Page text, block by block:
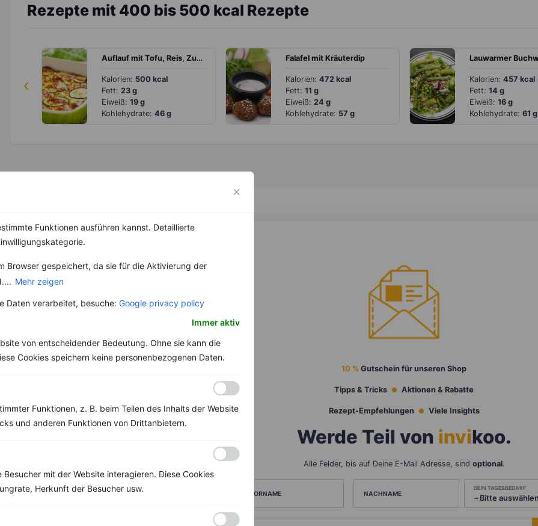
Funktionen ausführen kannst. Detaillierte
Browser gespeichert, da sie für die Aktivierung der
Mehr zeigen
Daten verarbeitet, besuche: Google privacy policy
Immer aktiv
von entscheidender Bedeutung. Ohne sie kann die
Cookies speichern keine personenbezogenen Daten.
Funktionen, z. B. beim Teilen des Inhalts der Website
und anderen Funktionen von Drittanbietern.
mit der Website interagieren. Diese Cookies
Herkunft der Besucher usw.
Rezepte mit 400 bis 500 kcal Rezepte
‹
Auflauf mit Tofu, Reis, Zucchini und Paprika
Kalorien: 500 kcal
Fett: 23 g
Eiweiß: 19 g
Kohlehydrate: 46 g
Falafel mit Kräuterdip
Kalorien: 472 kcal
Fett: 11 g
Eiweiß: 24 g
Kohlehydrate: 57 g
Kalorien: 457 kcal
Fett: 14 g
Eiweiß: 16 g
Kohlehydrate: 61 g
10 % Gutschein für unseren Shop
Tipps & Tricks Aktionen & Rabatte
Rezept-Empfehlungen Viele Insights
Werde Teil von invikoo.
Alle Felder, bis auf Deine E-Mail Adresse, sind optional.
VORNAME NACHNAME
DEIN TAGESBEDARF